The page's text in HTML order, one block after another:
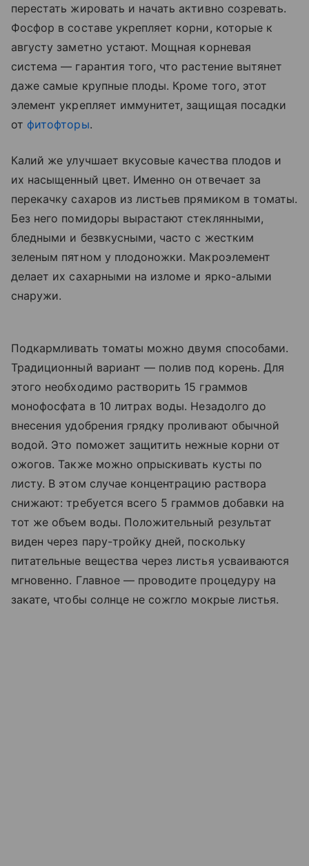
перестать жировать и начать активно созревать.
Фосфор в составе укрепляет корни, которые к
августу заметно устают. Мощная корневая
система — гарантия того, что растение вытянет
даже самые крупные плоды. Кроме того, этот
элемент укрепляет иммунитет, защищая посадки
от фитофторы.
Калий же улучшает вкусовые качества плодов и
их насыщенный цвет. Именно он отвечает за
перекачку сахаров из листьев прямиком в томаты.
Без него помидоры вырастают стеклянными,
бледными и безвкусными, часто с жестким
зеленым пятном у плодоножки. Макроэлемент
делает их сахарными на изломе и ярко-алыми
снаружи.
Подкармливать томаты можно двумя способами.
Традиционный вариант — полив под корень. Для
этого необходимо растворить 15 граммов
монофосфата в 10 литрах воды. Незадолго до
внесения удобрения грядку проливают обычной
водой. Это поможет защитить нежные корни от
ожогов. Также можно опрыскивать кусты по
листу. В этом случае концентрацию раствора
снижают: требуется всего 5 граммов добавки на
тот же объем воды. Положительный результат
виден через пару-тройку дней, поскольку
питательные вещества через листья усваиваются
мгновенно. Главное — проводите процедуру на
закате, чтобы солнце не сожгло мокрые листья.